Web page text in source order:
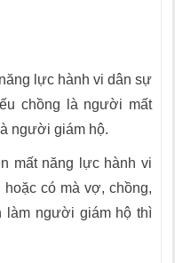
lực hành vi dân sự
chồng là người mất
người giám hộ.
mất năng lực hành vi
có mà vợ, chồng,
làm người giám hộ thì